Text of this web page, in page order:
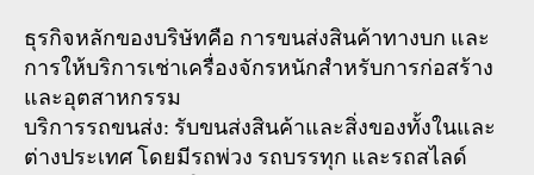
ธุรกิจหลักของบริษัทคือ การขนส่งสินค้าทางบก และ
การให้บริการเช่าเครื่องจักรหนักสำหรับการก่อสร้าง
และอุตสาหกรรม
บริการรถขนส่ง: รับขนส่งสินค้าและสิ่งของทั้งในและ
ต่างประเทศ โดยมีรถพ่วง รถบรรทุก และรถสไลด์